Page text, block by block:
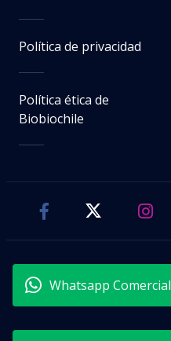
Política de privacidad
Política ética de
Biobiochile
Whatsapp Comercial